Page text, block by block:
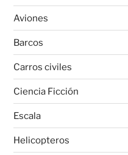
Aviones
Barcos
Carros civiles
Ciencia Ficción
Escala
Helicopteros